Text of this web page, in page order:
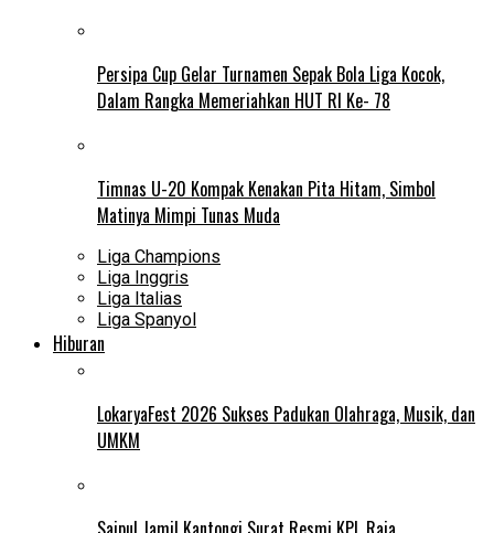
Persipa Cup Gelar Turnamen Sepak Bola Liga Kocok,
Dalam Rangka Memeriahkan HUT RI Ke- 78
Timnas U-20 Kompak Kenakan Pita Hitam, Simbol
Matinya Mimpi Tunas Muda
Liga Champions
Liga Inggris
Liga Italias
Liga Spanyol
Hiburan
LokaryaFest 2026 Sukses Padukan Olahraga, Musik, dan
UMKM